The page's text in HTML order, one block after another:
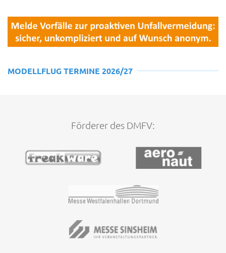
MODELLFLUG TERMINE 2026/27
Förderer des DMFV: